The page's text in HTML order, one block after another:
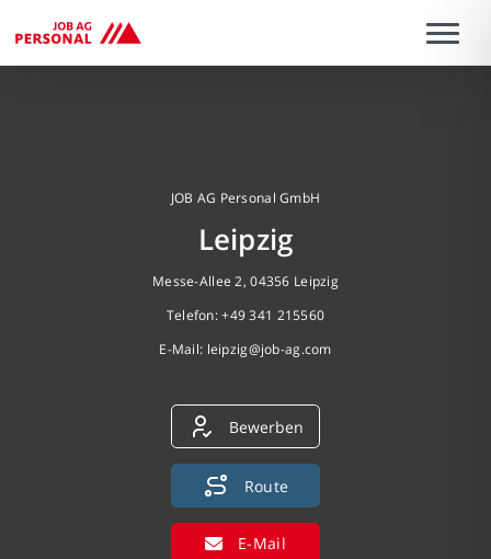
JOB AG Personal GmbH
Leipzig
Messe-Allee 2, 04356 Leipzig
Telefon: +49 341 215560
E-Mail: leipzig@job-ag.com
Bewerben
Route
E-Mail